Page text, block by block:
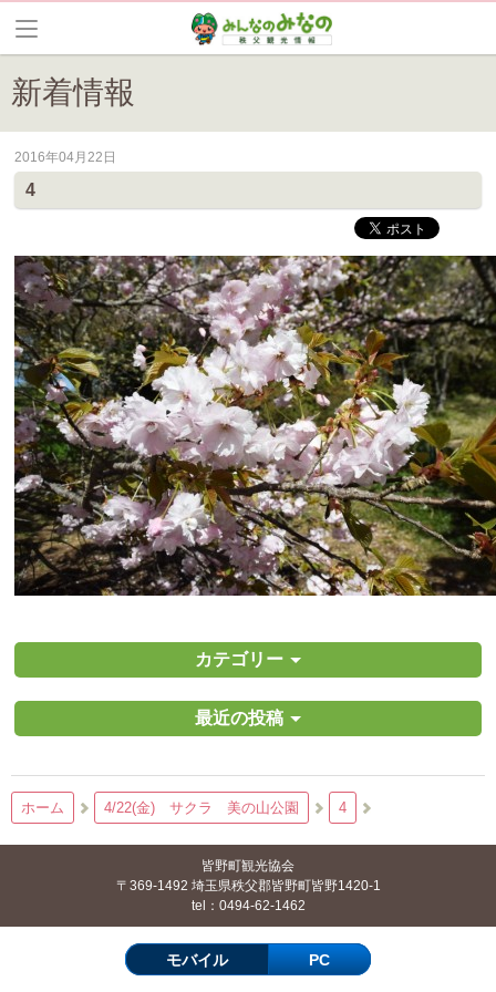
新着情報
皆野町のイベントやお祭り、花情報等の最新情報や観光協会会員情報
2016年04月22日
4
カテゴリー
最近の投稿
ホーム 4/22(金) サクラ 美の山公園 4
皆野町観光協会
〒369-1492 埼玉県秩父郡皆野町皆野1420-1
tel：0494-62-1462
モバイル PC